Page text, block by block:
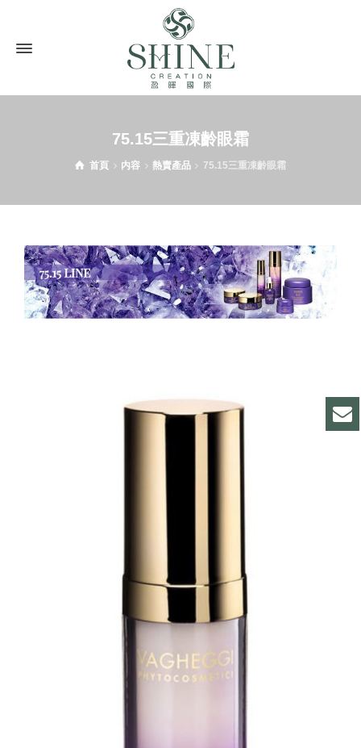
75.15三重凍齡眼霜
首頁 内容 熱賣產品 75.15三重凍齡眼霜